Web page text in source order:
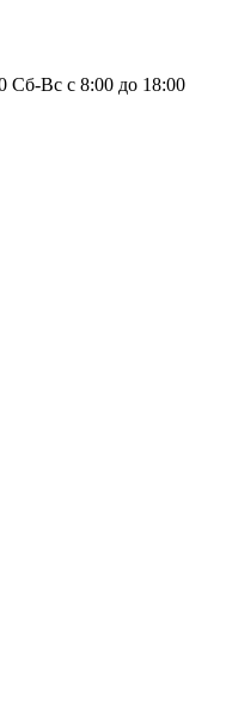
Сб-Вс с 8:00 до 18:00